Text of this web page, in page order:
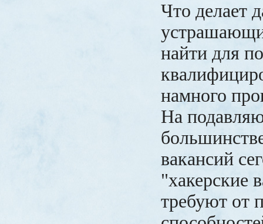
Что делает
найти для
намного
На
вакансий
"хакерские
требуют от